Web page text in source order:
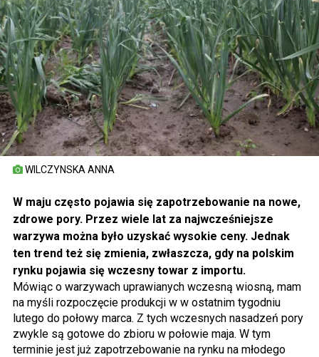
WILCZYNSKA ANNA
W maju często pojawia się zapotrzebowanie na nowe,
zdrowe pory. Przez wiele lat za najwcześniejsze
warzywa można było uzyskać wysokie ceny. Jednak
ten trend też się zmienia, zwłaszcza, gdy na polskim
rynku pojawia się wczesny towar z importu.
Mówiąc o warzywach uprawianych wczesną wiosną, mam
na myśli rozpoczęcie produkcji w w ostatnim tygodniu
lutego do połowy marca. Z tych wczesnych nasadzeń pory
zwykle są gotowe do zbioru w połowie maja. W tym
terminie jest już zapotrzebowanie na rynku na młodego